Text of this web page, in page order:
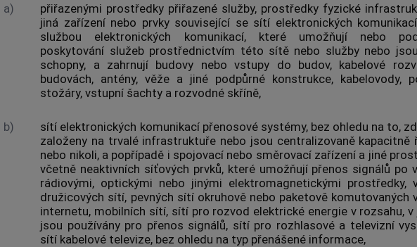
a)
přiřazenými prostředky přiřazené služby, prostředky fyzické
jiná zařízení nebo prvky související se sítí elektronických komunikací
službou elektronických komunikací, které umožňují nebo
poskytování služeb prostřednictvím této sítě nebo služby nebo
schopny, a zahrnují budovy nebo vstupy do budov, kabelové
budovách, antény, věže a jiné podpůrné konstrukce, kabelovody,
stožáry, vstupní šachty a rozvodné skříně,
b) sítí elektronických komunikacípřenosové systémy, bez ohledu na to,
založeny na trvalé infrastruktuře nebo jsou centralizovaně kapacitně
nebo nikoli, a popřípadě i spojovací nebo směrovací zařízení a jiné
včetně neaktivních síťových prvků, které umožňují přenos signálů po
rádiovými, optickými nebo jinými elektromagnetickými prostředky,
družicových sítí, pevných sítí okruhově nebo paketově komutovaných
internetu, mobilních sítí, sítí pro rozvod elektrické energie v rozsahu, v
jsou používány pro přenos signálů, sítí pro rozhlasové a televizní
sítí kabelové televize, bez ohledu na typ přenášené informace,